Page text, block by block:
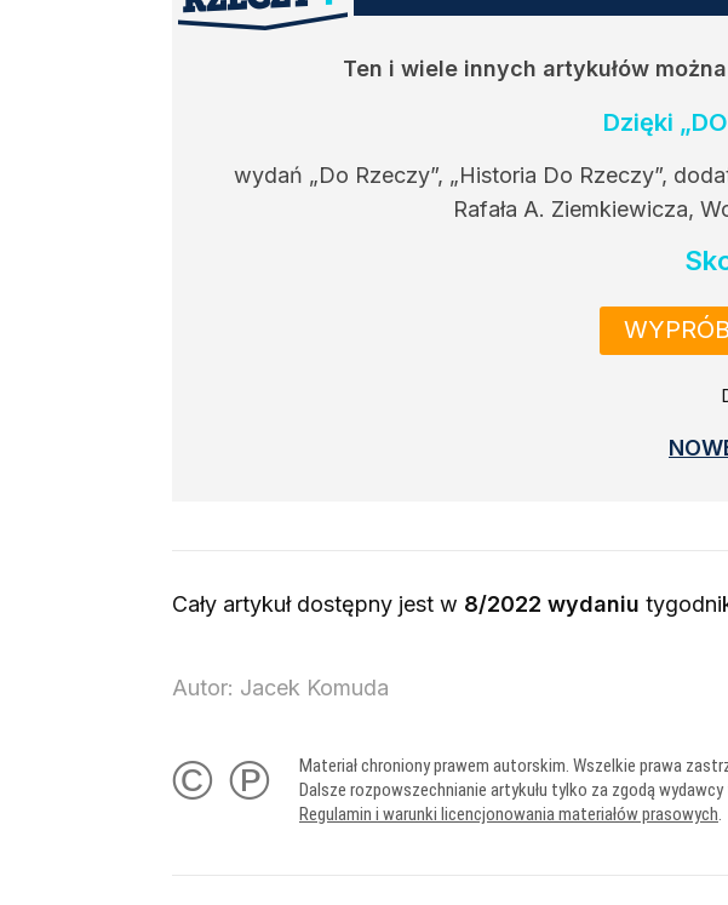
Ten i wiele innych artykułów
Dzięki
wydań „Do Rzeczy”, „Historia Do Rzeczy”,
Rafała A. Ziemkiewicza,
Cały artykuł dostępny jest w 8/2022 wydaniu
Autor: Jacek Komuda
© ℗
Materiał chroniony prawem autorskim. Wszelkie prawa
Dalsze rozpowszechnianie artykułu tylko za zgodą wydawcy
Regulamin i warunki licencjonowania materiałów prasowych.